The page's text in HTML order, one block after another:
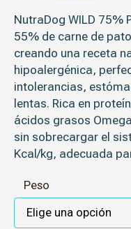
NutraDog WILD 75%
55% de carne de pato
creando una receta
hipoalergénica,
intolerancias,
lentas. Rica en
ácidos grasos
sin sobrecargar el
Kcal/kg, adecuada
Peso